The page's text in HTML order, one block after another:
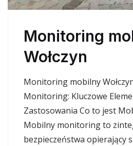
Monitoring
Wołczyn
Monitoring mobilny
Monitoring: Kluczowe
Zastosowania Co to jest
Mobilny monitoring to
bezpieczeństwa opierający